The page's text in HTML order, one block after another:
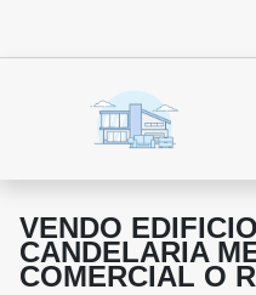
VENDO
CANDELARIA
COMERCIAL O